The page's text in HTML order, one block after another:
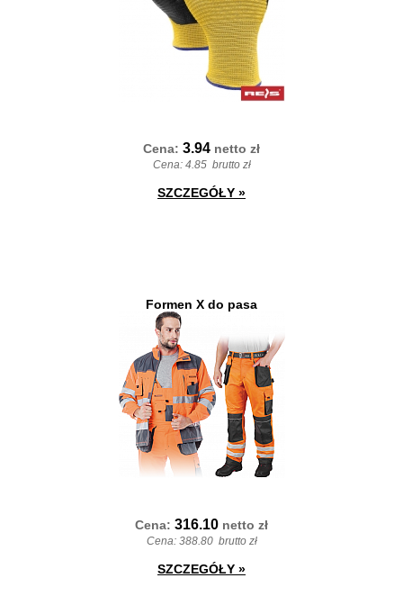
Cena: 3.94 netto zł
Cena: 4.85 brutto zł
SZCZEGÓŁY »
Formen X do pasa
Cena: 316.10 netto zł
Cena: 388.80 brutto zł
SZCZEGÓŁY »